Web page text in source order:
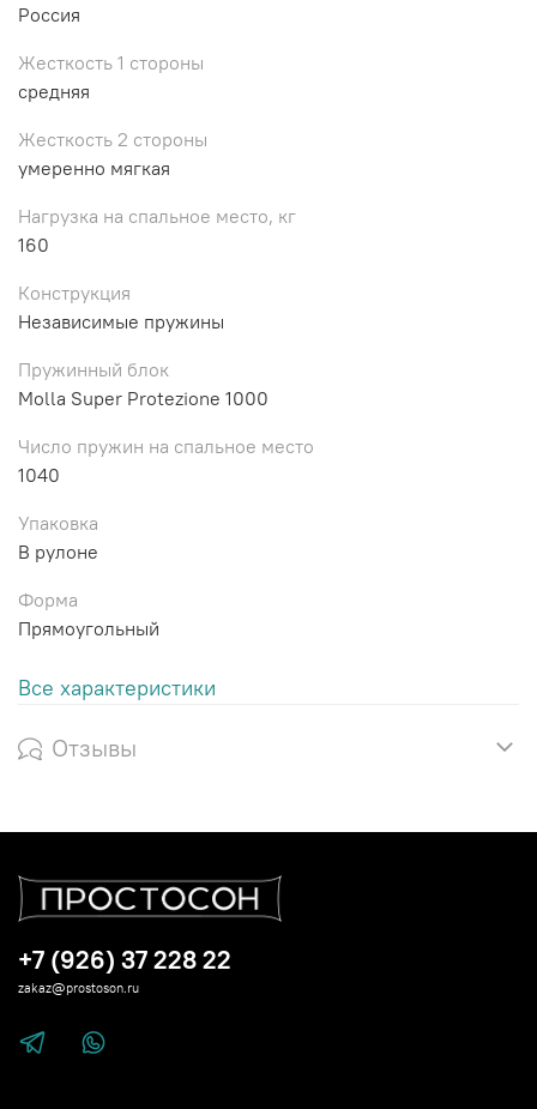
Россия
Жесткость 1 стороны
средняя
Жесткость 2 стороны
умеренно мягкая
Нагрузка на спальное место, кг
160
Конструкция
Независимые пружины
Пружинный блок
Molla Super Protezione 1000
Число пружин на спальное место
1040
Упаковка
В рулоне
Форма
Прямоугольный
Все характеристики
Отзывы
+7 (926) 37 228 22
zakaz@prostoson.ru